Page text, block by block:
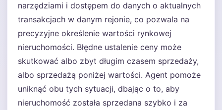
narzędziami i dostępem do danych o aktualnych
transakcjach w danym rejonie, co pozwala na
precyzyjne określenie wartości rynkowej
nieruchomości. Błędne ustalenie ceny może
skutkować albo zbyt długim czasem sprzedaży,
albo sprzedażą poniżej wartości. Agent pomoże
uniknąć obu tych sytuacji, dbając o to, aby
nieruchomość została sprzedana szybko i za